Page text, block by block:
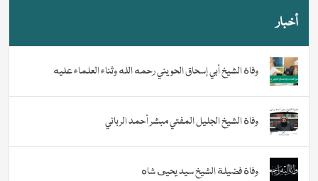
أخبار
وفاة الشيخ أبي إسحاق الحويني رحمه الله وثناء العلماء عليه
وفاة الشيخ الجليل المفتي مبشر أحمد الرباني
وفاة فضيلة الشيخ سيد يحيى شاه